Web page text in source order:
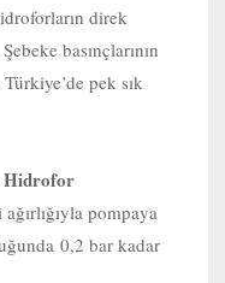
direk
basınçlarının
pek sık
pompaya
0,2 bar kadar